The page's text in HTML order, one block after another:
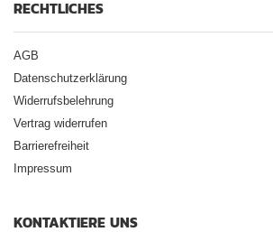
RECHTLICHES
AGB
Datenschutzerklärung
Widerrufsbelehrung
Vertrag widerrufen
Barrierefreiheit
Impressum
KONTAKTIERE UNS